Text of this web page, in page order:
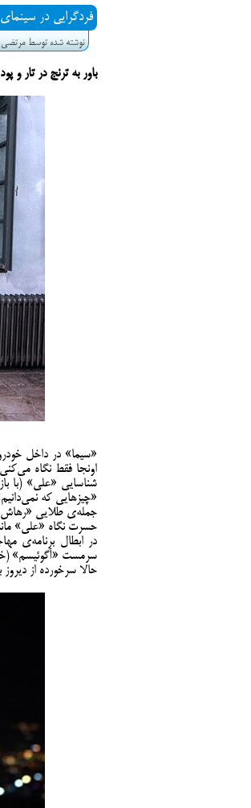
ایرانی‌ها
بیرون راندن فیلم‌های
باز است
فردگرایی در
نوشته شده توسط
باور به ترنج در تار و
«سیما» در داخل
اونجا فقط نگاه
شناسایی «علی» (با
«چیزهایی که
جمله‌ی طلایی «رهاش
حسرت نگاه «علی»
در ابطال برنامه‌ی
سرمست «آگوئیسم»
حالا سرخورده از